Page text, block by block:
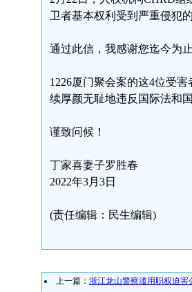
卫者基本权利受到严重侵犯
通过此信，我感谢您迄今为
1226厦门聚会案的这4位受
续厚颜无耻地违反国际法和
谨致问候！
丁家喜妻子罗胜春
2022年3月3日
(责任编辑：民生编辑)
上一篇： 浙江龙山警察滥用职权迫害